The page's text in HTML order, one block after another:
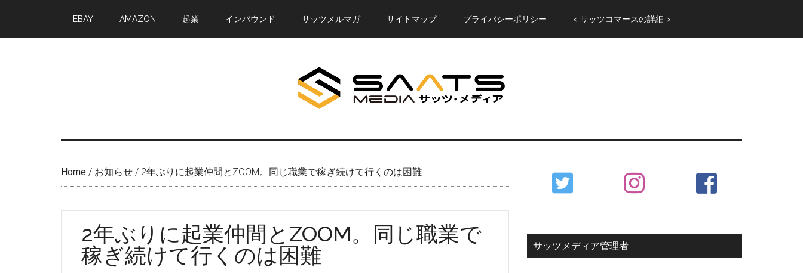
main
primary
EBAY AMAZON 起業 インバウンド サッツメルマガ サイトマップ プライバシーポリシー < サッツコマースの詳細 >
Home / お知らせ / 2年ぶりに起業仲間とZOOM。同じ職業で稼ぎ続けて行くのは困難
2年ぶりに起業仲間とZOOM。同じ職業で
稼ぎ続けて行くのは困難
Primary
Sidebar
サッツメディア管理者